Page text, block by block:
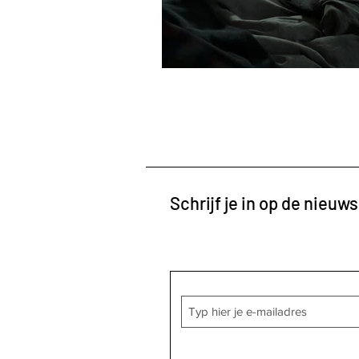
Schrijf je in op de